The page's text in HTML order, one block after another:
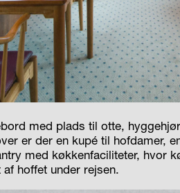
med plads til otte,
er der en kupé til hofdamer,
med køkkenfaciliteter, hvor
hoffet under rejsen.